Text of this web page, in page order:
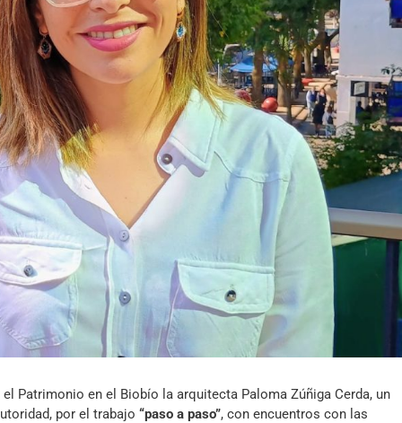
Patrimonio en el Biobío la arquitecta Paloma Zúñiga Cerda, un
por el trabajo “paso a paso”, con encuentros con las